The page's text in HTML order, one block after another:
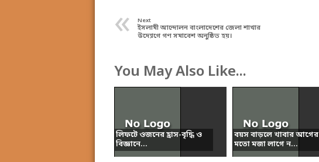
« Next
ইসলামী আন্দোলন বাংলাদেশের জেলা শাখার
উদ্যোগে গণ সমাবেশ অনুষ্ঠিত হয়।
You May Also Like...
লিফটে ওজনের হ্রাস-বৃদ্ধি ও
বিজ্ঞানে...
বয়স বাড়লে খাবার আগের
মতো মজা লাগে ন...